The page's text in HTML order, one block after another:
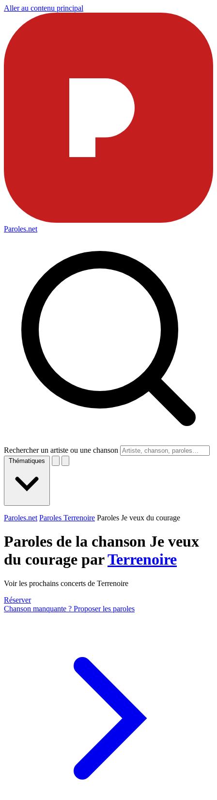
Aller au contenu principal
Paroles.net
Rechercher un artiste ou une chanson
Thématiques
Paroles.net Paroles Terrenoire Paroles Je veux du courage
Paroles de la chanson Je veux
du courage parTerrenoire
Voir les prochains concerts de Terrenoire
Réserver
Chanson manquante ? Proposer les paroles